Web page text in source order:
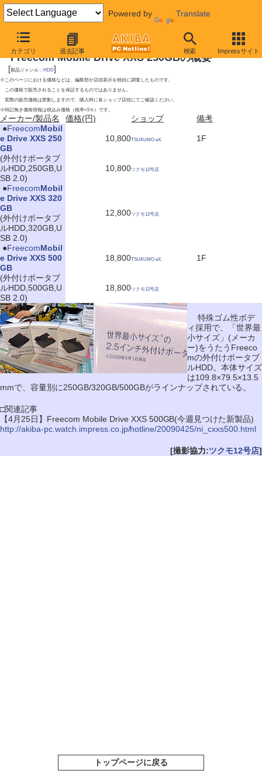
Powered by Translate
カテゴリ 過去記事 検索 Impressサイト
2009年6月27日号
Freecom Mobile Drive XXS 250GBの概要
[製品ジャンル： HDD]
※このページにおける価格などは、編集部が店頭表示を独自に調査したものです。
この価格で販売されることを保証するものではありません。
実際の販売価格は変動しますので、購入時に各ショップ店頭にてご確認ください。
※特記無き価格情報は税込み価格（税率=5％）です。
メーカー/製品名 価格(円) ショップ
備考
●FreecomMobil
e Drive XXS 250
GB
(外付けポータブ
ルHDD,250GB,U
SB 2.0)
10,800TSUKUMO eX. 1F
10,800ツクモ12号店
●FreecomMobil
e Drive XXS 320
GB
(外付けポータブ
ルHDD,320GB,U
SB 2.0)
12,800ツクモ12号店
●FreecomMobil
e Drive XXS 500
GB
(外付けポータブ
ルHDD,500GB,U
SB 2.0)
18,800TSUKUMO eX. 1F
18,800ツクモ12号店
特殊ゴム性ボデ
ィ採用で、「世界最
小サイズ」(メーカ
ー)をうたうFreeco
mの外付けポータブ
ルHDD。本体サイズ
は109.8×79.5×13.5
mmで、容量別に250GB/320GB/500GBがラインナップされている。
□関連記事
【4月25日】Freecom Mobile Drive XXS 500GB(今週見つけた新製品)
http://akiba-pc.watch.impress.co.jp/hotline/20090425/ni_cxxs500.html
[撮影協力:ツクモ12号店]
トップページに戻る